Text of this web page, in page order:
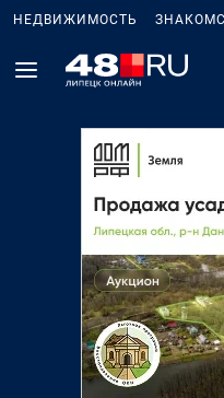
НЕДВИЖИМОСТЬ